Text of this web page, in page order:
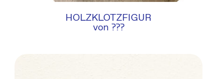
HOLZKLOTZFIGUR
von ???